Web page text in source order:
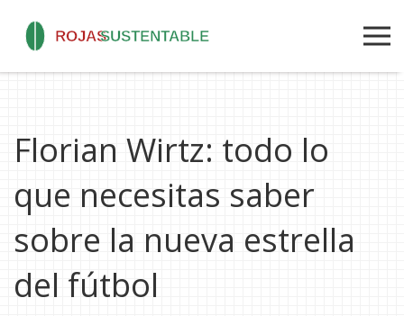
Florian Wirtz: todo lo
que necesitas saber
sobre la nueva estrella
del fútbol